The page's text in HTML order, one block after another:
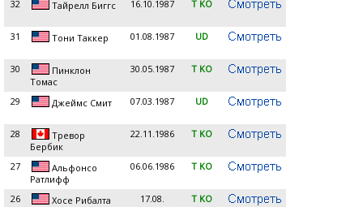
32 Тайрелл Биггс 16.10.1987 T KO
31 Тони Таккер 01.08.1987 UD
30
Пинклон
Томас
30.05.1987 T KO
29 Джеймс Смит 07.03.1987 UD
28
Тревор
Бербик
22.11.1986 T KO
27
Альфонсо
Ратлифф
06.06.1986 T KO
26 Хосе Рибалта 17.08. T KO